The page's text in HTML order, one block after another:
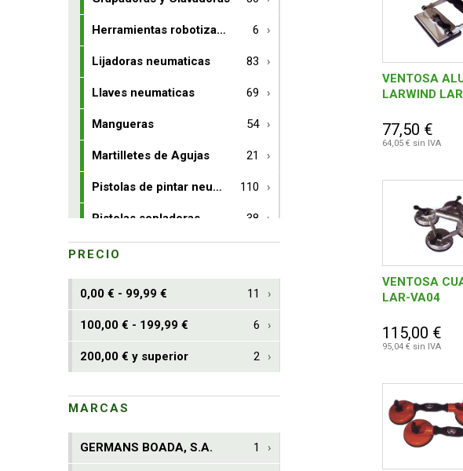
Herramientas robotizables 6
Lijadoras neumaticas 83
Llaves neumaticas 69
Mangueras 54
Martilletes de Agujas 21
Pistolas de pintar neumaticas 110
Pistolas sopladoras 38
Remachadoras
Remachadoras de tuercas 4
Sierras 9
Taladros neumaticos 37
Tijeras y Cortadoras 30
Varios
PRECIO
0,00 € - 99,99 € 11
100,00 € - 199,99 € 6
200,00 € y superior 2
MARCAS
GERMANS BOADA, S.A. 1
VENTOSA
LARWIND
77,50 €
64,05 € sin IVA
VENTOSA
LAR-VA04
115,00 €
95,04 € sin IVA